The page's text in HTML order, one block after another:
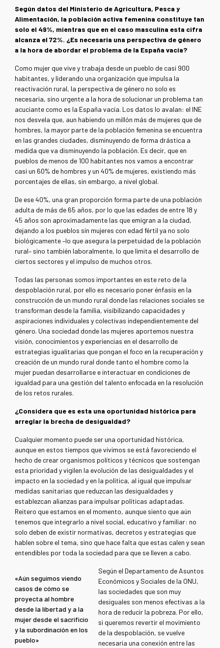
Según datos del Ministerio de Agricultura, Pesca y
Alimentación, la población activa femenina constituye tan
solo el 49%, mientras que en el caso masculina esta cifra
alcanza el 72%. ¿Es necesaria una perspectiva de género
a la hora de abordar el problema de la España vacía?
Como mujer que vive y trabaja desde un pueblo de casi 900
habitantes, y liderando una organización que impulsa la
reactivación rural, la perspectiva de género no solo es
necesaria, sino urgente a la hora de solucionar un problema tan
acuciante como es la España vacía. Los datos lo avalan: el INE
nos desvela que, aun habiendo un millón más de mujeres que de
hombres, la mayor parte de la población femenina se encuentra
en las grandes ciudades, disminuyendo de forma drástica a
medida que va disminuyendo la población. Es decir, que en
pueblos de menos de 100 habitantes nos vamos a encontrar
casi un 60% de hombres y un 40% de mujeres, existiendo más
porcentajes de ellas, sin embargo, a nivel global.
De ese 40%, una gran proporción forma parte de una población
adulta de más de 65 años, por lo que las edades de entre 18 y
45 años son aproximadamente las que emigran a la ciudad,
dejando a los pueblos sin mujeres con edad fértil ya no solo
biológicamente –lo que asegura la perpetuidad de la población
rural– sino también laboralmente, lo que limita el desarrollo de
ciertos sectores y el impulso de muchos otros.
Todas las personas somos importantes en este reto de la
despoblación rural, por ello es necesario poner énfasis en la
construcción de un mundo rural donde las relaciones sociales se
transforman desde la familia, visibilizando capacidades y
aspiraciones individuales y colectivas independientemente del
género. Una sociedad donde las mujeres aportemos nuestra
visión, conocimientos y experiencias en el desarrollo de
estrategias igualitarias que pongan el foco en la recuperación y
creación de un mundo rural donde tanto el hombre como la
mujer puedan desarrollarse e interactuar en condiciones de
igualdad para una gestión del talento enfocada en la resolución
de los retos rurales.
¿Considera que es esta una oportunidad histórica para
arreglar la brecha de desigualdad?
Cualquier momento puede ser una oportunidad histórica,
aunque en estos tiempos que vivimos se está favoreciendo el
hecho de crear organismos políticos y técnicos que sostengan
esta prioridad y vigilen la evolución de las desigualdades y el
impacto en la sociedad y en la política, al igual que impulsar
medidas sanitarias que reduzcan las desigualdades y
establezcan alianzas para impulsar políticas adaptadas.
Reitero que estamos en el momento, aunque siento que aún
tenemos que integrarlo a nivel social, educativo y familiar: no
solo deben de existir normativas, decretos y estrategias que
hablen sobre el tema, sino que hace falta que estas calen y sean
entendibles por toda la sociedad para que se lleven a cabo.
«Aún seguimos viendo
casos de cómo se
proyecta al hombre
desde la libertad y a la
mujer desde el sacrificio
y la subordinación en los
pueblo»
Según el Departamento de Asuntos
Económicos y Sociales de la ONU,
las sociedades que son muy
desiguales son menos efectivas a la
hora de reducir la pobreza. Por ello,
si queremos revertir el movimiento
de la despoblación, se vuelve
necesaria una conexión entre las